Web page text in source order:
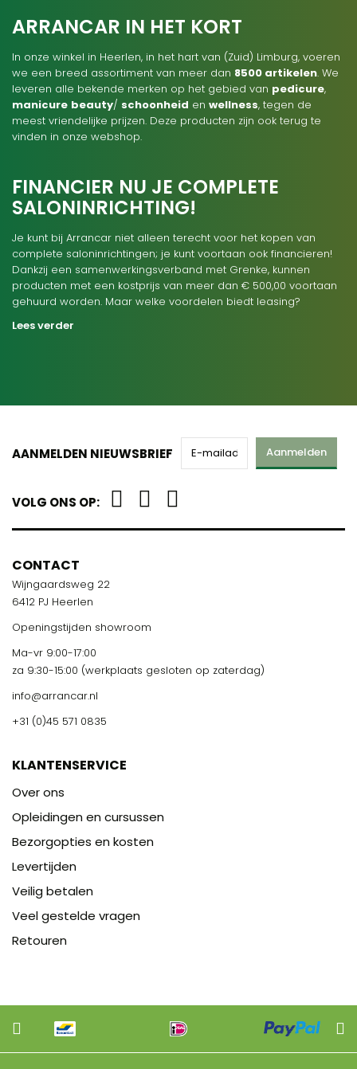
ARRANCAR IN HET KORT
In onze winkel in Heerlen, in het hart van (Zuid) Limburg, voeren
we een breed assortiment van meer dan 8500 artikelen. We
leveren alle bekende merken op het gebied van pedicure,
manicure beauty/ schoonheid en wellness, tegen de
meest vriendelijke prijzen. Deze producten zijn ook terug te
vinden in onze webshop.
FINANCIER NU JE COMPLETE
SALONINRICHTING!
Je kunt bij Arrancar niet alleen terecht voor het kopen van
complete saloninrichtingen; je kunt voortaan ook financieren!
Dankzij een samenwerkingsverband met Grenke, kunnen
producten met een kostprijs van meer dan € 500,00 voortaan
gehuurd worden. Maar welke voordelen biedt leasing?
Lees verder
AANMELDEN NIEUWSBRIEF Aanmelden
VOLG ONS OP:
CONTACT
Wijngaardsweg 22
6412 PJ Heerlen
Openingstijden showroom
Ma-vr 9:00-17:00
za 9:30-15:00 (werkplaats gesloten op zaterdag)
info@arrancar.nl
+31 (0)45 571 0835
KLANTENSERVICE
Over ons
Opleidingen en cursussen
Bezorgopties en kosten
Levertijden
Veilig betalen
Veel gestelde vragen
Retouren